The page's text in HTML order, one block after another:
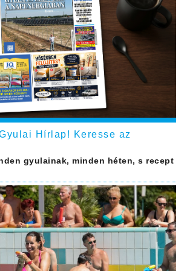
Hírlap! Keresse az
gyulainak, minden héten, s recept